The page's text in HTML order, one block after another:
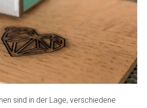
sind in der Lage, verschiedene